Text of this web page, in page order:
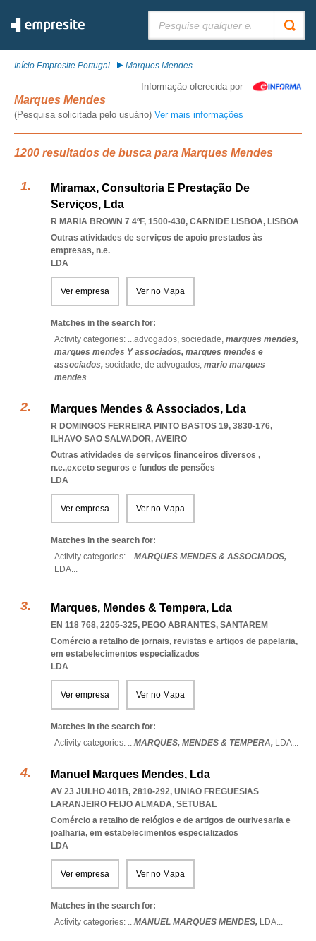
Início Empresite Portugal Marques Mendes
Informação oferecida por
Marques Mendes
(Pesquisa solicitada pelo usuário) Ver mais informações
1200 resultados de busca para Marques Mendes
Miramax, Consultoria E Prestação De
Serviços, Lda
R MARIA BROWN 7 4ºF, 1500-430, CARNIDE LISBOA, LISBOA
Outras atividades de serviços de apoio prestados às
empresas, n.e.
LDA
Ver empresa Ver no Mapa
Matches in the search for:
Activity categories: ...advogados, sociedade, marques mendes,
marques mendes Y associados, marques mendes e
associados, socidade, de advogados, mario marques
mendes...
Marques Mendes & Associados, Lda
R DOMINGOS FERREIRA PINTO BASTOS 19, 3830-176,
ILHAVO SAO SALVADOR, AVEIRO
Outras atividades de serviços financeiros diversos ,
n.e.,exceto seguros e fundos de pensões
LDA
Ver empresa Ver no Mapa
Matches in the search for:
Activity categories: ...MARQUES MENDES & ASSOCIADOS,
LDA...
Marques, Mendes & Tempera, Lda
EN 118 768, 2205-325, PEGO ABRANTES, SANTAREM
Comércio a retalho de jornais, revistas e artigos de papelaria,
em estabelecimentos especializados
LDA
Ver empresa Ver no Mapa
Matches in the search for:
Activity categories: ...MARQUES, MENDES & TEMPERA, LDA...
Manuel Marques Mendes, Lda
AV 23 JULHO 401B, 2810-292, UNIAO FREGUESIAS
LARANJEIRO FEIJO ALMADA, SETUBAL
Comércio a retalho de relógios e de artigos de ourivesaria e
joalharia, em estabelecimentos especializados
LDA
Ver empresa Ver no Mapa
Matches in the search for:
Activity categories: ...MANUEL MARQUES MENDES, LDA...